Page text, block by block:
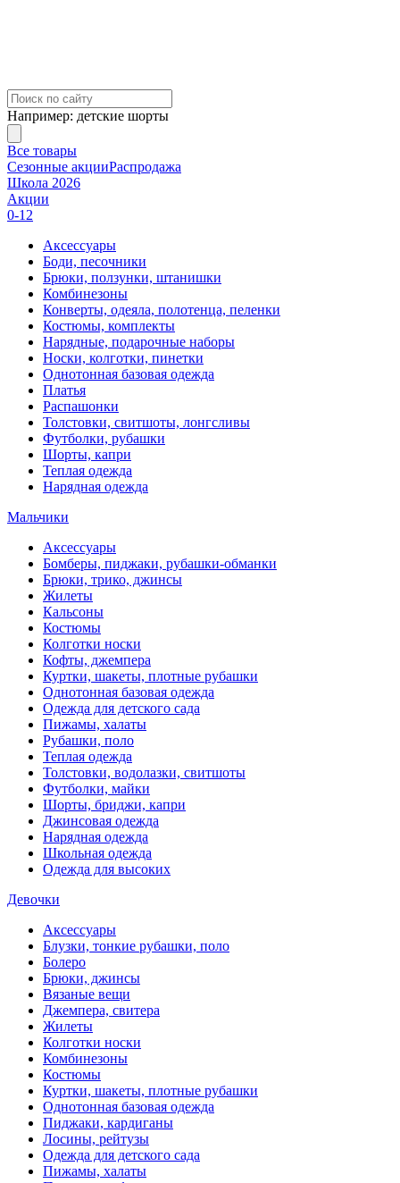
Например: детские шорты
Все товары
Сезонные акцииРаспродажа
Школа 2026
Акции
0-12
Аксессуары
Боди, песочники
Брюки, ползунки, штанишки
Комбинезоны
Конверты, одеяла, полотенца, пеленки
Костюмы, комплекты
Нарядные, подарочные наборы
Носки, колготки, пинетки
Однотонная базовая одежда
Платья
Распашонки
Толстовки, свитшоты, лонгсливы
Футболки, рубашки
Шорты, капри
Теплая одежда
Нарядная одежда
Мальчики
Аксессуары
Бомберы, пиджаки, рубашки-обманки
Брюки, трико, джинсы
Жилеты
Кальсоны
Костюмы
Колготки носки
Кофты, джемпера
Куртки, шакеты, плотные рубашки
Однотонная базовая одежда
Одежда для детского сада
Пижамы, халаты
Рубашки, поло
Теплая одежда
Толстовки, водолазки, свитшоты
Футболки, майки
Шорты, бриджи, капри
Джинсовая одежда
Нарядная одежда
Школьная одежда
Одежда для высоких
Девочки
Аксессуары
Блузки, тонкие рубашки, поло
Болеро
Брюки, джинсы
Вязаные вещи
Джемпера, свитера
Жилеты
Колготки носки
Комбинезоны
Костюмы
Куртки, шакеты, плотные рубашки
Однотонная базовая одежда
Пиджаки, кардиганы
Лосины, рейтузы
Одежда для детского сада
Пижамы, халаты